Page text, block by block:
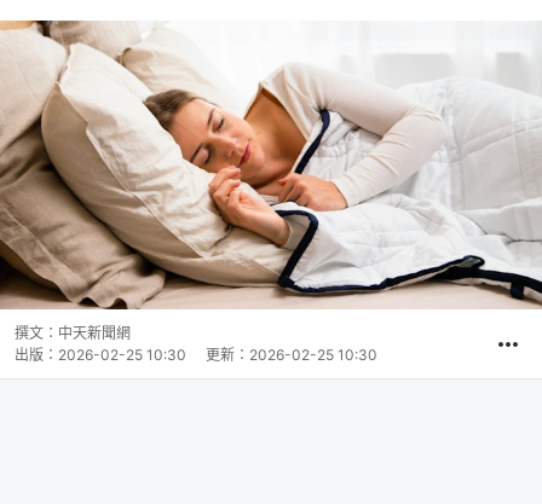
撰文： 中天新聞網
出版： 2026-02-25 10:30 更新： 2026-02-25 10:30